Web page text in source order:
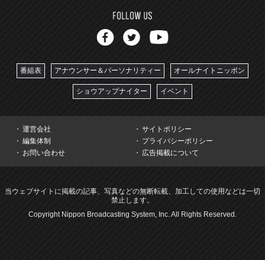
番組表 アナウンサー＆パーソナリティー オールナイトニッポン
ショウアップナイター イベント
運営会社
サイトポリシー
編集体制
プライバシーポリシー
お問い合わせ
広告掲載について
当ウェブサイトに掲載の記事、写真などの無断転載、加工しての使用などは一切
禁止します。
Copyright Nippon Broadcasting System, Inc. All Rights Reserved.